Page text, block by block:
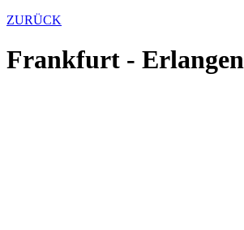
ZURÜCK
Frankfurt - Erlangen